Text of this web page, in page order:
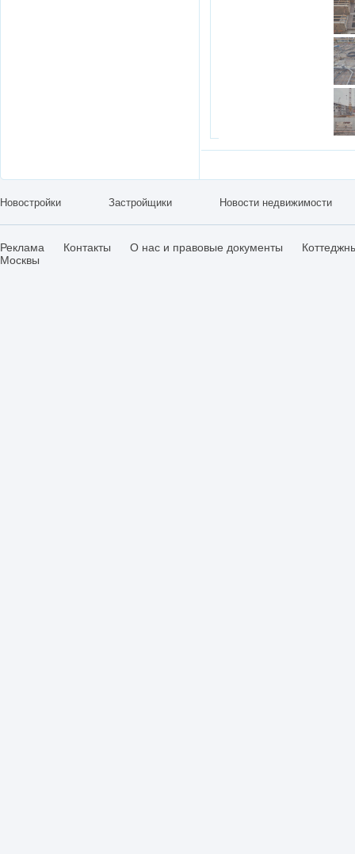
Новостройки Застройщики Новости недвижимости
Реклама Контакты О нас и правовые документы
Москвы